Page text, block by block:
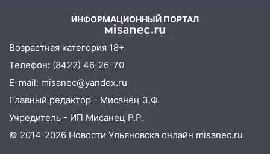
Ульяновская шахматистка
Валерия Клейменова выиграла два
золота в составе сборной мира
11:16 В Ульяновске открыли памятную
доску декабристу Кондратию Рылееву
10:40 В Ульяновске спасатели ночью
нашли потерявшегося в заброшенных
садах 79-летнего мужчину
ИНФОРМАЦИОННЫЙ ПОРТАЛ
Возрастная категория 18+
Телефон: (8422) 46-26-70
E-mail: misanec@yandex.ru
Главный редактор - Мисанец З.Ф.
Учредитель - ИП Мисанец Р.Р.
© 2014-2026 Новости Ульяновска онлайн misanec.ru